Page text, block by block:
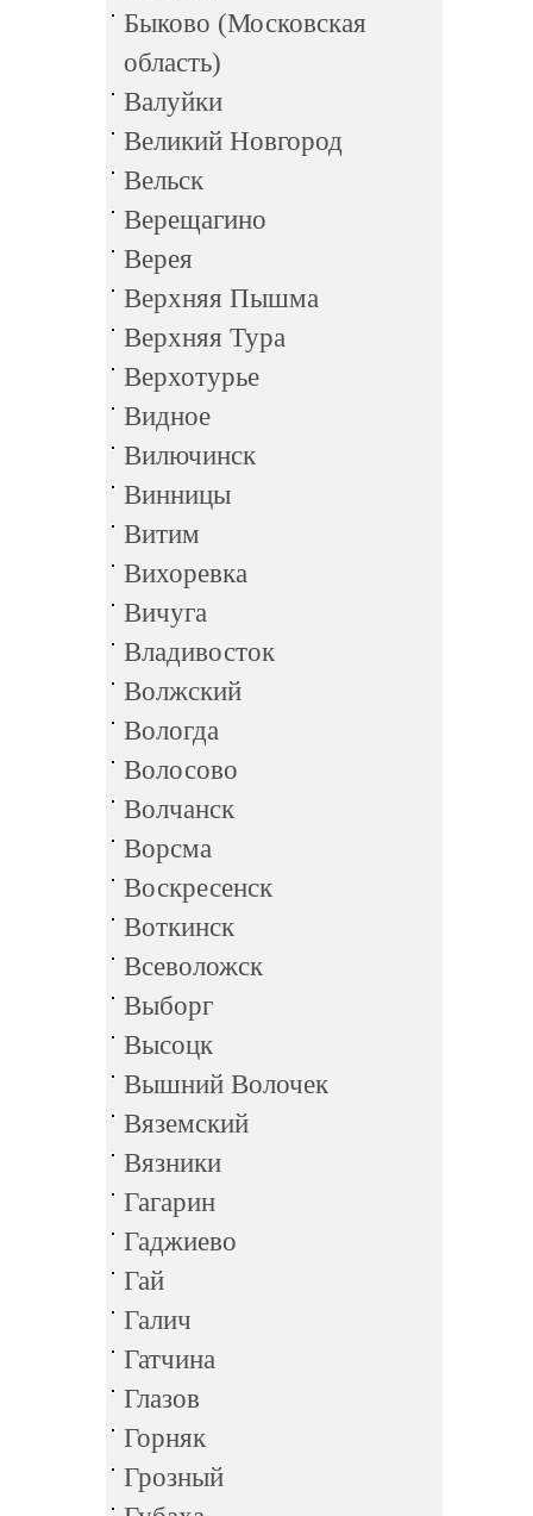
Быково (Московская
область)
Валуйки
Великий Новгород
Вельск
Верещагино
Верея
Верхняя Пышма
Верхняя Тура
Верхотурье
Видное
Вилючинск
Винницы
Витим
Вихоревка
Вичуга
Владивосток
Волжский
Вологда
Волосово
Волчанск
Ворсма
Воскресенск
Воткинск
Всеволожск
Выборг
Высоцк
Вышний Волочек
Вяземский
Вязники
Гагарин
Гаджиево
Гай
Галич
Гатчина
Глазов
Горняк
Грозный